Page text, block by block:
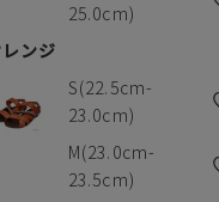
25.0cm)
ンジ
S(22.5cm-
23.0cm)
M(23.0cm-
23.5cm)